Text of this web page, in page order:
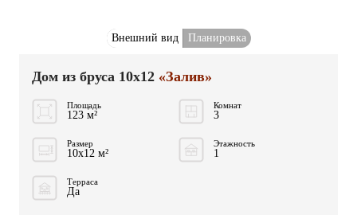
Внешний вид Планировка
Дом из бруса 10x12 «Залив»
Площадь
123 м²
Комнат
3
Размер
10x12 м²
Этажность
1
Терраса
Да